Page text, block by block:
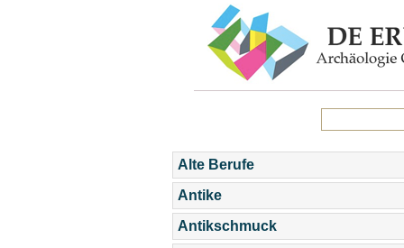
Alte Berufe
Antike
Antikschmuck